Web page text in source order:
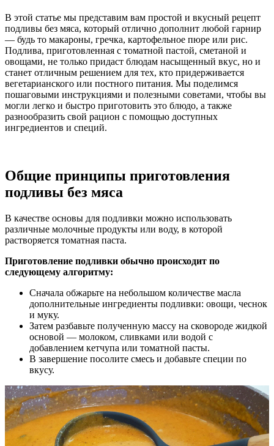
В этой статье мы представим вам простой и вкусный рецепт
подливы без мяса, который отлично дополнит любой гарнир
— будь то макароны, гречка, картофельное пюре или рис.
Подлива, приготовленная с томатной пастой, сметаной и
овощами, не только придаст блюдам насыщенный вкус, но и
станет отличным решением для тех, кто придерживается
вегетарианского или постного питания. Мы поделимся
пошаговыми инструкциями и полезными советами, чтобы вы
могли легко и быстро приготовить это блюдо, а также
разнообразить свой рацион с помощью доступных
ингредиентов и специй.
Общие принципы приготовления
подливы без мяса
В качестве основы для подливки можно использовать
различные молочные продукты или воду, в которой
растворяется томатная паста.
Приготовление подливки обычно происходит по
следующему алгоритму:
Сначала обжарьте на небольшом количестве масла
дополнительные ингредиенты подливки: овощи, чеснок
и муку.
Затем разбавьте полученную массу на сковороде жидкой
основой — молоком, сливками или водой с
добавлением кетчупа или томатной пасты.
В завершение посолите смесь и добавьте специи по
вкусу.